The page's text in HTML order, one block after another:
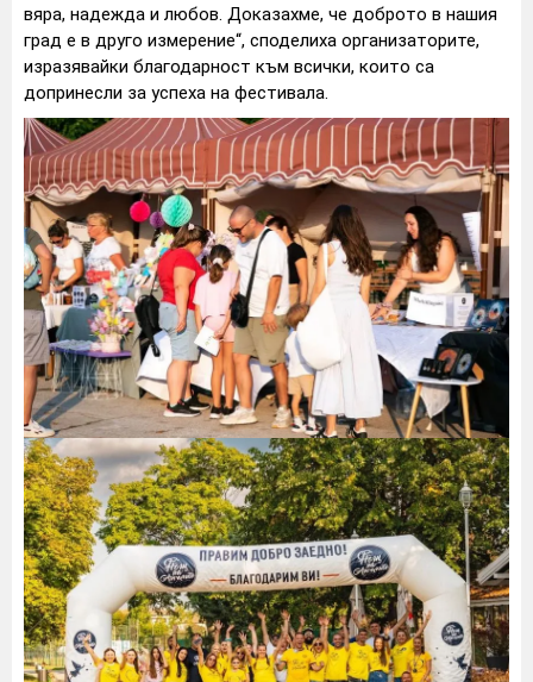
вяра, надежда и любов. Доказахме, че доброто в нашия
град е в друго измерение“, споделиха организаторите,
изразявайки благодарност към всички, които са
допринесли за успеха на фестивала.